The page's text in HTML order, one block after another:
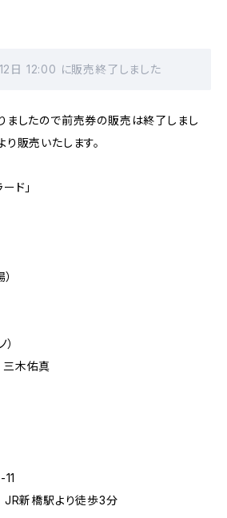
日 12:00 に販売終了しました
ましたので前売券の販売は終了しまし
販売いたします。
ド」
木佑真
新橋駅より徒歩3分